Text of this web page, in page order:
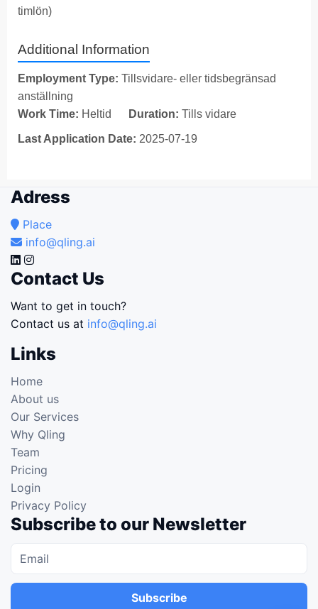
timlön)
Additional Information
Employment Type: Tillsvidare- eller tidsbegränsad
anställning
Work Time: Heltid Duration: Tills vidare
Last Application Date: 2025-07-19
Adress
Place
info@qling.ai
Contact Us
Want to get in touch?
Contact us at info@qling.ai
Links
Home
About us
Our Services
Why Qling
Team
Pricing
Login
Privacy Policy
Subscribe to our Newsletter
Subscribe